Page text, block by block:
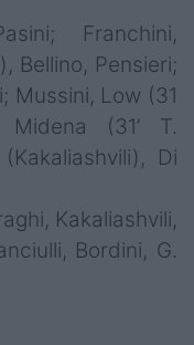
Franchini,
Bellino, Pensieri;
Mussini, Low (31
Midena (31’ T.
Di
Kakaliashvili,
Bordini, G.